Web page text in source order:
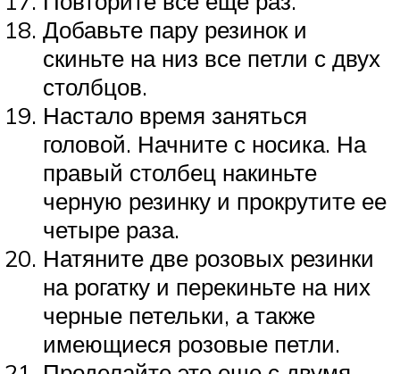
Добавьте пару резинок и
скиньте на низ все петли с двух
столбцов.
Настало время заняться
головой. Начните с носика. На
правый столбец накиньте
черную резинку и прокрутите ее
четыре раза.
Натяните две розовых резинки
на рогатку и перекиньте на них
черные петельки, а также
имеющиеся розовые петли.